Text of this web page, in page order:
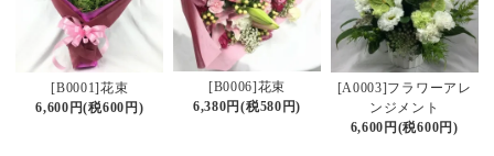
[B0001]花束
6,600円(税600円)
[B0006]花束
6,380円(税580円)
[A0003]フラワーアレ
ンジメント
6,600円(税600円)